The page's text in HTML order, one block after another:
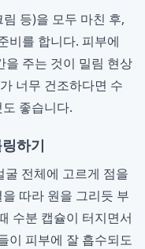
등)을 모두 마친 후,
비를 합니다. 피부에
을 주는 것이 밀림 현상
너무 건조하다면 수
좋습니다.
하기
전체에 고르게 점을
따라 원을 그리듯 부
수분 캡슐이 터지면서
이 피부에 잘 흡수되도